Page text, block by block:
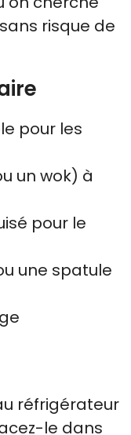
risque de
pour les
un wok) à
pour le
une spatule
réfrigérateur
le dans